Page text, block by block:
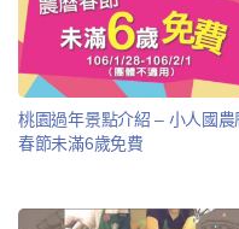
桃園過年景點介紹 – 小人國農
春節未滿6歲免費